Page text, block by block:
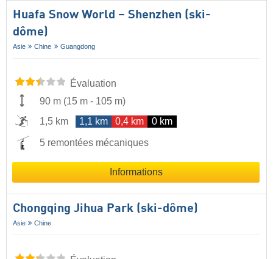
Huafa Snow World – Shenzhen (ski-
dôme)
Asie Chine Guangdong
Évaluation
90 m (15 m - 105 m)
1,5 km
1,1 km 0,4 km 0 km
5 remontées mécaniques
Informations
Chongqing Jihua Park (ski-dôme)
Asie Chine